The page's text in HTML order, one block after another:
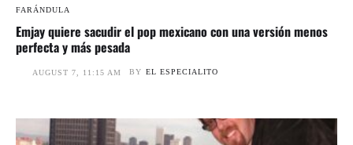
FARÁNDULA
Emjay quiere sacudir el pop mexicano con una versión menos
perfecta y más pesada
AUGUST 7, 11:15 AM BY EL ESPECIALITO